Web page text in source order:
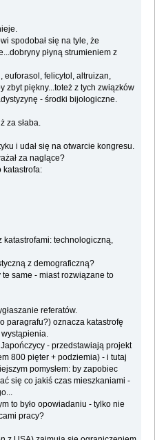
spodobał się na tyle, że
płyną strumieniem z
euforasol, felicytol, altruizan,
zbyt piękny...toteż z tych związków
- środki bijologiczne.
za słaba.
i udał się na otwarcie kongresu.
za naglące?
katastrofa:
katastrofami: technologiczną,
z demograficzną?
same - miast rozwiązane to
referatów.
paragrafu?) oznacza katastrofę
- przedstawiają projekt
800 pięter + podziemia) - i tutaj
pomysłem: by zapobiec
się co jakiś czas mieszkaniami -
to było opowiadaniu - tylko nie
pracy?